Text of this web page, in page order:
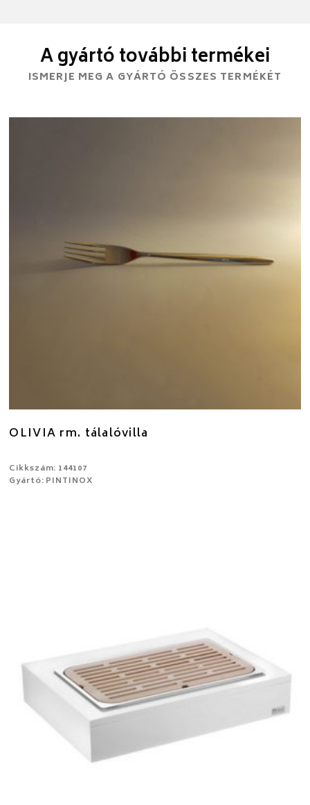
A gyártó további termékei
ISMERJE MEG A GYÁRTÓ ÖSSZES TERMÉKÉT
OLIVIA rm. tálalóvilla
Cikkszám: 144107
Gyártó: PINTINOX